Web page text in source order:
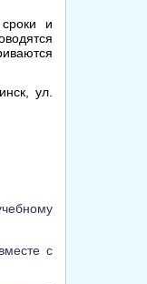
и
ул.
с